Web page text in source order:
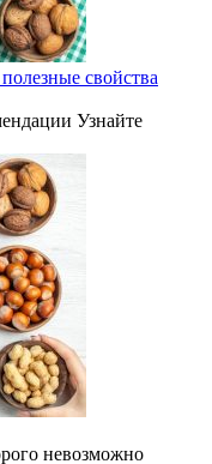
свойства
Узнайте
невозможно